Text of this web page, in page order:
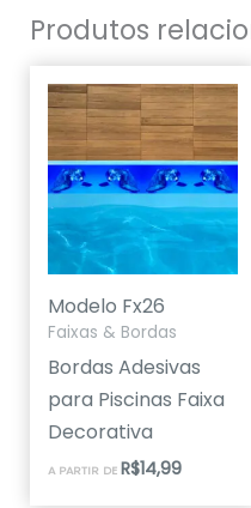
Produtos
Modelo Fx26
Faixas & Bordas
Bordas Adesivas
para Piscinas Faixa
Decorativa
A PARTIR DE R$14,99